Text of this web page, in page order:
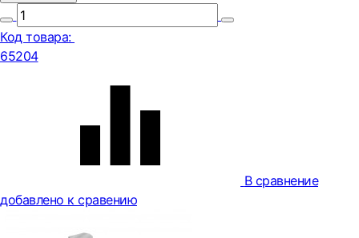
Код товара:
65204
В сравнение
добавлено к сравению